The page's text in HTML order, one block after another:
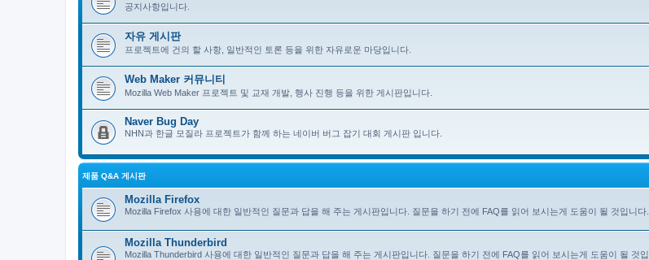
공지사항입니다.
자유 게시판
프로젝트에 건의 할 사항, 일반적인 토론 등을 위한 자유로운 마당입니다.
Web Maker 커뮤니티
Mozilla Web Maker 프로젝트 및 교재 개발, 행사 진행 등을 위한 게시판입니다.
Naver Bug Day
NHN과 한글 모질라 프로젝트가 함께 하는 네이버 버그 잡기 대회 게시판 입니다.
제품 Q&A 게시판
Mozilla Firefox
Mozilla Firefox 사용에 대한 일반적인 질문과 답을 해 주는 게시판입니다. 질문을 하기 전에 FAQ를 읽어 보시는게 도움이 될 것입니다.
Mozilla Thunderbird
Mozilla Thunderbird 사용에 대한 일반적인 질문과 답을 해 주는 게시판입니다. 질문을 하기 전에 FAQ를 읽어 보시는게 도움이 될 것입